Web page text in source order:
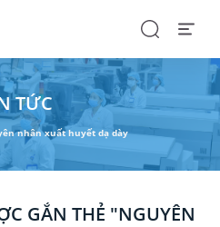
SearchOpen
TỨC
nhân xuất huyết dạ dày
GẮN THẺ "NGUYÊN